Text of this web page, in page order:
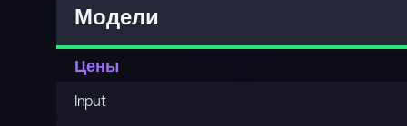
Модели
Цены
Input